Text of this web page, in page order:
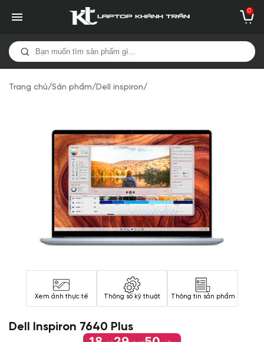
0
Trang chủ/Sản phẩm/Dell inspiron/
Xem ảnh thực tế Thông số kỹ thuật Thông tin sản phẩm
Dell Inspiron 7640 Plus